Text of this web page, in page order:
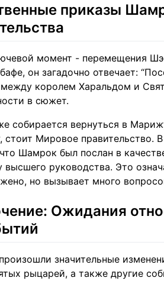
приказы
момент - перемещения
он загадочно отвечает:
между королем Харальдом и
в сюжет.
собирается вернуться в
стоит Мировое правительство.
Шамрок был послан в
высшего руководства. Это
но вызывает много
Ожидания
значительные
рыцарей, а также другие